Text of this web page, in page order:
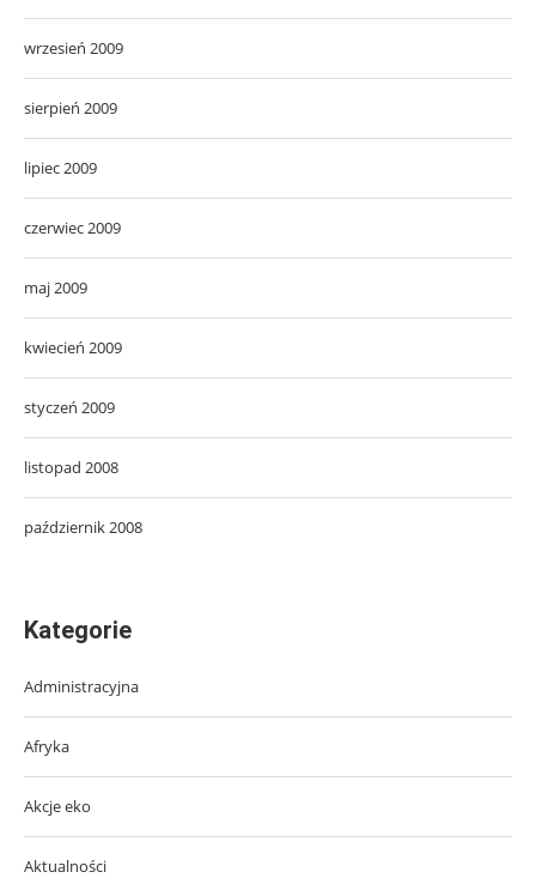
wrzesień 2009
sierpień 2009
lipiec 2009
czerwiec 2009
maj 2009
kwiecień 2009
styczeń 2009
listopad 2008
październik 2008
Kategorie
Administracyjna
Afryka
Akcje eko
Aktualności